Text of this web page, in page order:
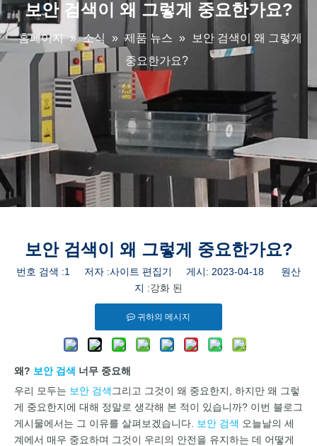
보안 검색이 왜 그렇게 중요한가요?
홈페이지 » 소식 » 제품 뉴스 »
보안 검색이 왜 그렇게
중요한가요?
보안 검색이 왜 그렇게 중요한가요?
번호 검색 :1
저자 :사이트 편집기 게시: 2023-04-18 원산
지 :강화 된
귀하의 메시지
왜? 보안 검색 너무 중요해
우리 모두는 보안 검색 그리고 그것이 왜 중요한지, 하지만 왜 그렇
게 중요한지에 대해 정말로 생각해 본 적이 있습니까? 이번 블로그
게시물에서는 그 이유를 살펴보겠습니다.
보안 검색 오늘날의 세
계에서 매우 중요하며 그것이 우리의 안전을 유지하는 데 어떻게